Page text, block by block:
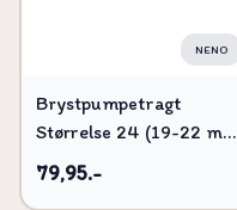
NENO
Brystpumpetragt
Størrelse 24 (19-22 mm)
1 stk
79,95.-